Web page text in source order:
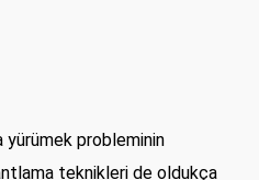
yürümek probleminin
teknikleri de oldukça